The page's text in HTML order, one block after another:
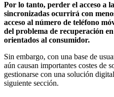
Por lo tanto, perder el acceso a
sincronizadas ocurrirá con
acceso al número de teléfono
del problema de recuperación
orientados al consumidor.
Sin embargo, con una base de
aún causan importantes costes de
gestionarse con una solución
siguiente sección.